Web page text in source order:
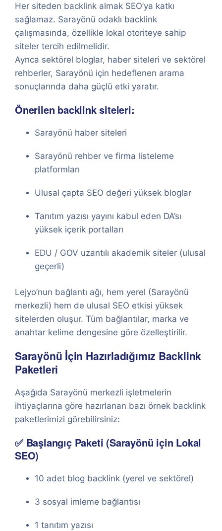
Her siteden backlink almak SEO’ya katkı
sağlamaz. Sarayönü odaklı backlink
çalışmasında, özellikle lokal otoriteye sahip
siteler tercih edilmelidir.
Ayrıca sektörel bloglar, haber siteleri ve sektörel
rehberler, Sarayönü için hedeflenen arama
sonuçlarında daha güçlü etki yaratır.
Önerilen backlink siteleri:
Sarayönü haber siteleri
Sarayönü rehber ve firma listeleme
platformları
Ulusal çapta SEO değeri yüksek bloglar
Tanıtım yazısı yayını kabul eden DA’sı
yüksek içerik portalları
EDU / GOV uzantılı akademik siteler (ulusal
geçerli)
Lejyo’nun bağlantı ağı, hem yerel (Sarayönü
merkezli) hem de ulusal SEO etkisi yüksek
sitelerden oluşur. Tüm bağlantılar, marka ve
anahtar kelime dengesine göre özelleştirilir.
Sarayönü İçin Hazırladığımız Backlink
Paketleri
Aşağıda Sarayönü merkezli işletmelerin
ihtiyaçlarına göre hazırlanan bazı örnek backlink
paketlerimizi görebilirsiniz:
✅ Başlangıç Paketi (Sarayönü için Lokal
SEO)
10 adet blog backlink (yerel ve sektörel)
3 sosyal imleme bağlantısı
1 tanıtım yazısı